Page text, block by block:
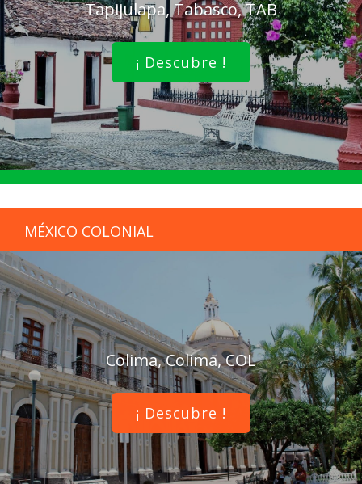
Tapijulapa, Tabasco, TAB
¡ Descubre !
MÉXICO COLONIAL
Colima, Colima, COL
¡ Descubre !